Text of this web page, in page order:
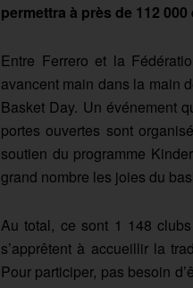
permettra à près de 112
Entre Ferrero et la
avancent main dans la main
Basket Day. Un événement
portes ouvertes sont
soutien du programme
grand nombre les joies du
Au total, ce sont 1 148
s’apprêtent à accueillir la
Pour participer, pas besoin